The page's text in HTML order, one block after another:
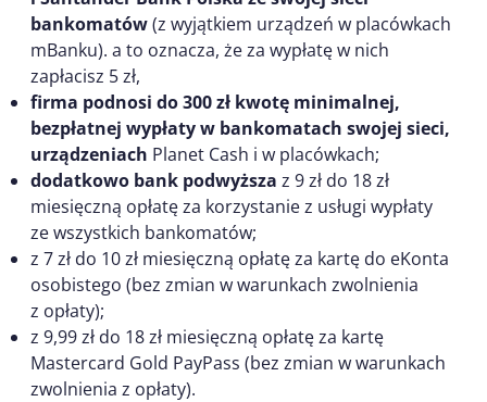
bankomatów(z wyjątkiem urządzeń w placówkach
mBanku). a to oznacza, że za wypłatę w nich
zapłacisz 5 zł,
firma podnosi do 300 zł kwotę minimalnej,
bezpłatnej wypłaty w bankomatach swojej sieci,
urządzeniach Planet Cash i w placówkach;
dodatkowo bank podwyższa z 9 zł do 18 zł
miesięczną opłatę za korzystanie z usługi wypłaty
ze wszystkich bankomatów;
z 7 zł do 10 zł miesięczną opłatę za kartę do eKonta
osobistego (bez zmian w warunkach zwolnienia
z opłaty);
z 9,99 zł do 18 zł miesięczną opłatę za kartę
Mastercard Gold PayPass (bez zmian w warunkach
zwolnienia z opłaty).